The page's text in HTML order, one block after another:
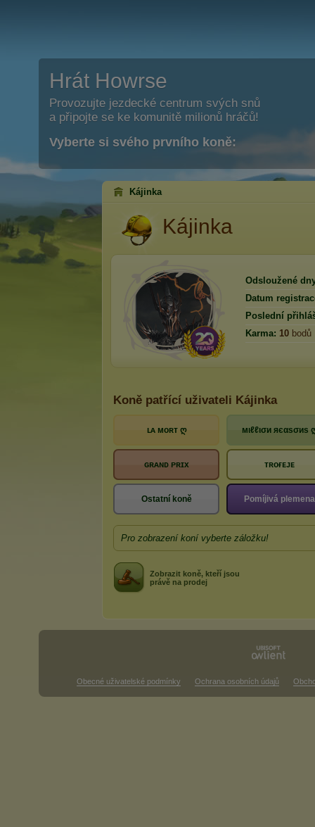
Hrát Howrse
Provozujte jezdecké centrum svých snů
a připojte se ke komunitě milionů hráčů!
Vyberte si svého prvního koně:
Kájinka
Kájinka
Odsloužené
Datum
Poslední
Karma: 10 bodů
Koně patřící uživateli Kájinka
ʟᴀ ᴍᴏʀᴛ ღ мιℓℓισи яєαѕσиѕ
ɢʀᴀɴᴅ ᴘʀɪx ᴛʀᴏғᴇᴊᴇ
Ostatní koně Pomíjivá plemena
Pro zobrazení koní vyberte záložku!
Zobrazit koně, kteří jsou
právě na prodej
Obecné uživatelské podmínky Ochrana osobních údajů